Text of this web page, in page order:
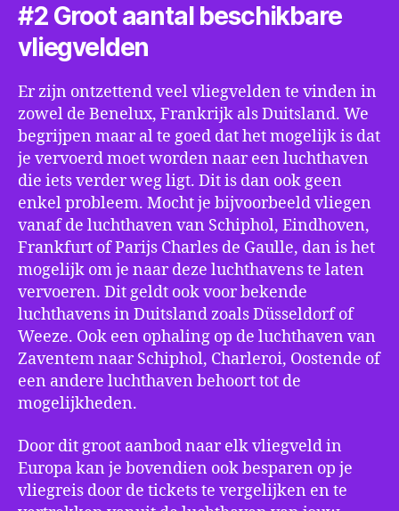
#2 Groot aantal beschikbare
vliegvelden
Er zijn ontzettend veel vliegvelden te vinden in
zowel de Benelux, Frankrijk als Duitsland. We
begrijpen maar al te goed dat het mogelijk is dat
je vervoerd moet worden naar een luchthaven
die iets verder weg ligt. Dit is dan ook geen
enkel probleem. Mocht je bijvoorbeeld vliegen
vanaf de luchthaven van Schiphol, Eindhoven,
Frankfurt of Parijs Charles de Gaulle, dan is het
mogelijk om je naar deze luchthavens te laten
vervoeren. Dit geldt ook voor bekende
luchthavens in Duitsland zoals Düsseldorf of
Weeze. Ook een ophaling op de luchthaven van
Zaventem naar Schiphol, Charleroi, Oostende of
een andere luchthaven behoort tot de
mogelijkheden.
Door dit groot aanbod naar elk vliegveld in
Europa kan je bovendien ook besparen op je
vliegreis door de tickets te vergelijken en te